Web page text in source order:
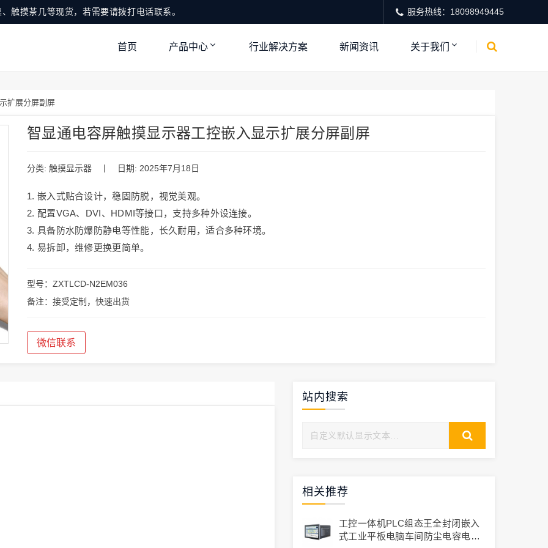
触摸茶几等现货，若需要请拨打电话联系。 服务热线：18098949445
首页 产品中心 行业解决方案 新闻资讯 关于我们
扩展分屏副屏
智显通电容屏触摸显示器工控嵌入显示扩展分屏副屏
分类: 触摸显示器 | 日期: 2025年7月18日
1. 嵌入式贴合设计，稳固防脱，视觉美观。
2. 配置VGA、DVI、HDMI等接口，支持多种外设连接。
3. 具备防水防爆防静电等性能，长久耐用，适合多种环境。
4. 易拆卸，维修更换更简单。
型号：ZXTLCD-N2EM036
备注：接受定制，快速出货
微信联系
站内搜索
相关推荐
工控一体机PLC组态王全封闭嵌入
式工业平板电脑车间防尘电容电阻